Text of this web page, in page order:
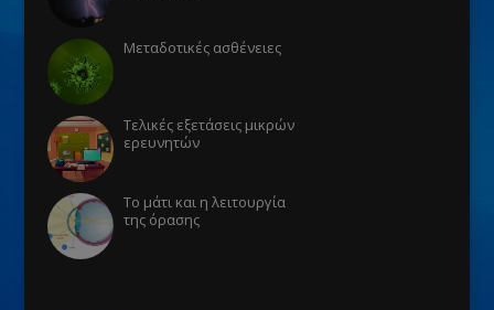
Μεταδοτικές ασθένειες
Τελικές εξετάσεις μικρών
ερευνητών
Το μάτι και η λειτουργία
της όρασης